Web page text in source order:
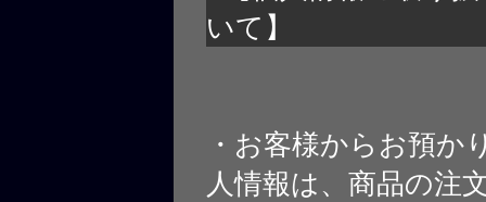
いて】
・お客様からお預か
人情報は、商品の注